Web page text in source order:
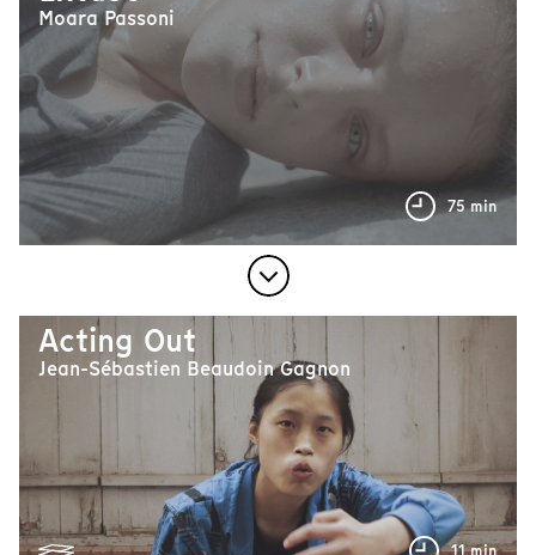
Moara Passoni
75 min
Acting Out
Jean-Sébastien Beaudoin Gagnon